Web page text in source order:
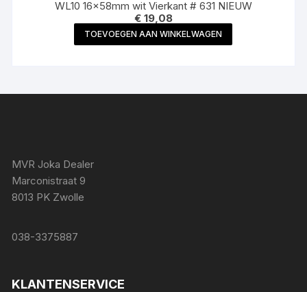
WL10 16x58mm wit Vierkant # 631 NIEUW
€19,08
TOEVOEGEN AAN WINKELWAGEN
MVR Joka Dealer
Marconistraat 9
8013 PK Zwolle
038-3375887
KLANTENSERVICE